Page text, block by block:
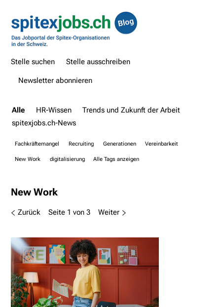
Stelle ausschreiben
Stelle suchen
Newsletter abonnieren
Alle HR-Wissen
Trends und Zukunft der Arbeit
spitexjobs.ch-News
Fachkräftemangel Recruiting Generationen Vereinbarkeit
New Work digitalisierung Alle Tags anzeigen
New Work
ZurückSeite 1 von 3 Weiter